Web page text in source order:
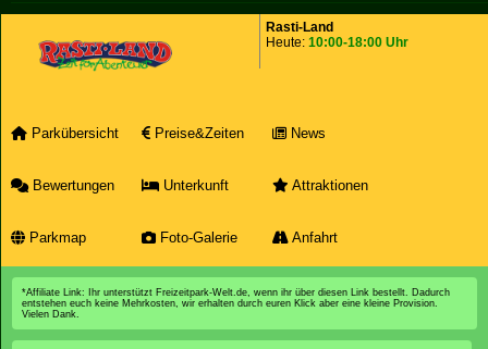
Rasti-Land
Heute: 10:00-18:00 Uhr
Parkübersicht Preise&Zeiten News
Bewertungen Unterkunft Attraktionen
Parkmap Foto-Galerie Anfahrt
*Affiliate Link: Ihr unterstützt Freizeitpark-Welt.de, wenn ihr über diesen Link bestellt. Dadurch
entstehen euch keine Mehrkosten, wir erhalten durch euren Klick aber eine kleine Provision.
Vielen Dank.